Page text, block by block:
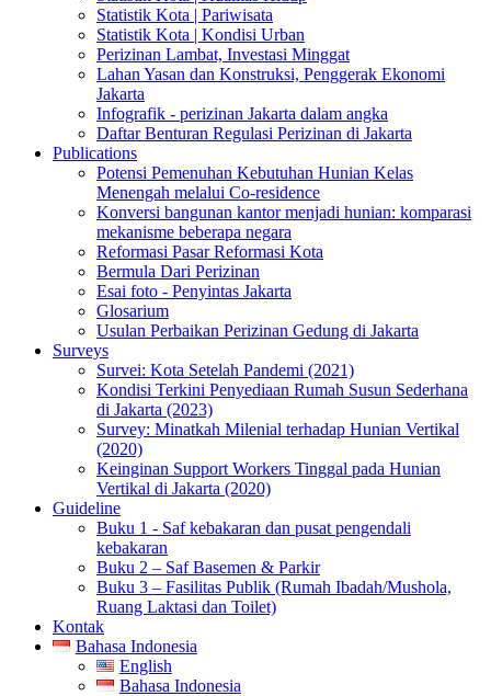
Statistik Kota | Pariwisata
Statistik Kota | Kondisi Urban
Perizinan Lambat, Investasi Minggat
Lahan Yasan dan Konstruksi, Penggerak Ekonomi
Jakarta
Infografik - perizinan Jakarta dalam angka
Daftar Benturan Regulasi Perizinan di Jakarta
Publications
Potensi Pemenuhan Kebutuhan Hunian Kelas
Menengah melalui Co-residence
Konversi bangunan kantor menjadi hunian: komparasi
mekanisme beberapa negara
Reformasi Pasar Reformasi Kota
Bermula Dari Perizinan
Esai foto - Penyintas Jakarta
Glosarium
Usulan Perbaikan Perizinan Gedung di Jakarta
Surveys
Survei: Kota Setelah Pandemi (2021)
Kondisi Terkini Penyediaan Rumah Susun Sederhana
di Jakarta (2023)
Survey: Minatkah Milenial terhadap Hunian Vertikal
(2020)
Keinginan Support Workers Tinggal pada Hunian
Vertikal di Jakarta (2020)
Guideline
Buku 1 - Saf kebakaran dan pusat pengendali
kebakaran
Buku 2 – Saf Basemen & Parkir
Buku 3 – Fasilitas Publik (Rumah Ibadah/Mushola,
Ruang Laktasi dan Toilet)
Kontak
Bahasa Indonesia
English
Bahasa Indonesia